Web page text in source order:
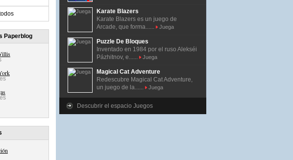
Paperblog
Karate Blazers
Karate Blazers es un juego de
Arcade, que forma......
Juega
Puzzle De Bloques
Inventado en 1984 por el ruso Alekséi
Pázhitnov, e......
Juega
Magical Cat Adventure
Redescubre Magical Cat Adventure,
un juego de la......
Juega
Descubrir el espacio Juegos